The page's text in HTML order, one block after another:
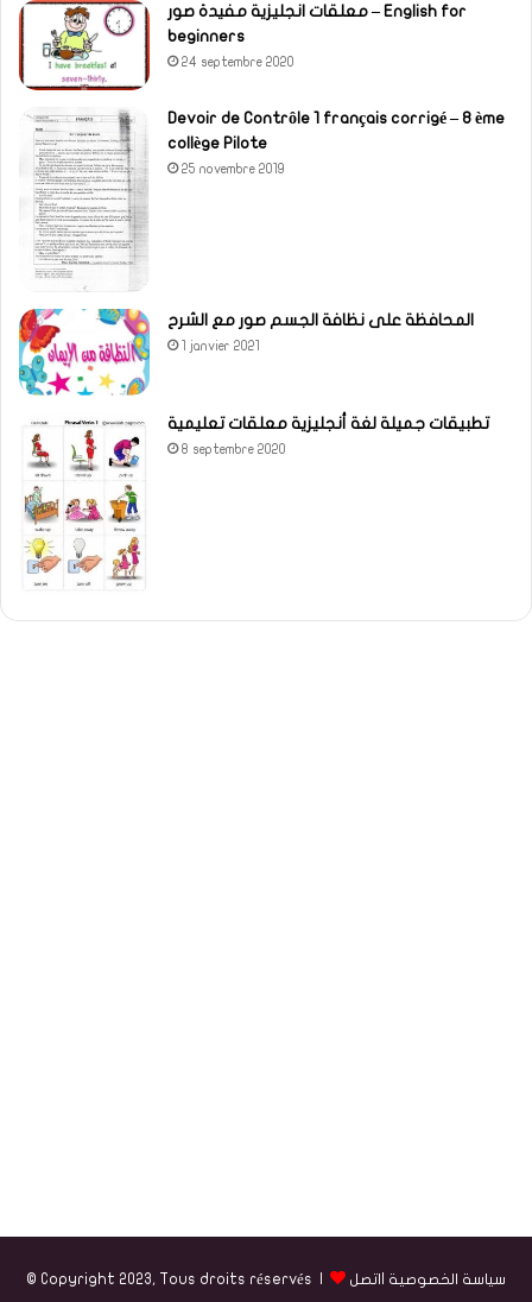
معلقات انجليزية مفيدة صور – English for
beginners
24 septembre 2020
Devoir de Contrôle 1 français corrigé – 8 ème
collège Pilote
25 novembre 2019
المحافظة على نظافة الجسم صور مع الشرح
1 janvier 2021
تطبيقات جميلة لغة أنجليزية معلقات تعليمية
8 septembre 2020
© Copyright 2023, Tous droits réservés | سياسة الخصوصية اتصل